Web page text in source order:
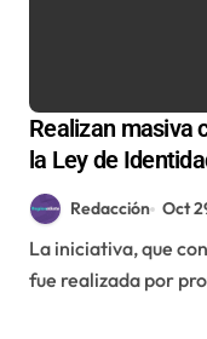
Realizan masiva
la Ley de
Redacción Oct
La iniciativa, que convocó a 100 funcionarios públicos,
fue realizada por